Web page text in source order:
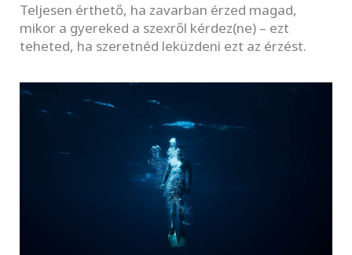
Teljesen érthető, ha zavarban érzed magad,
mikor a gyereked a szexről kérdez(ne) – ezt
teheted, ha szeretnéd leküzdeni ezt az érzést.